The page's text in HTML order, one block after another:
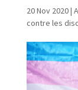
20 Nov 2020|
contre les